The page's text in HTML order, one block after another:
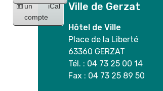
un
compte
iCal Ville de Gerzat
Hôtel de Ville
Place de la Liberté
63360 GERZAT
Tél. : 04 73 25 00 14
Fax : 04 73 25 89 50